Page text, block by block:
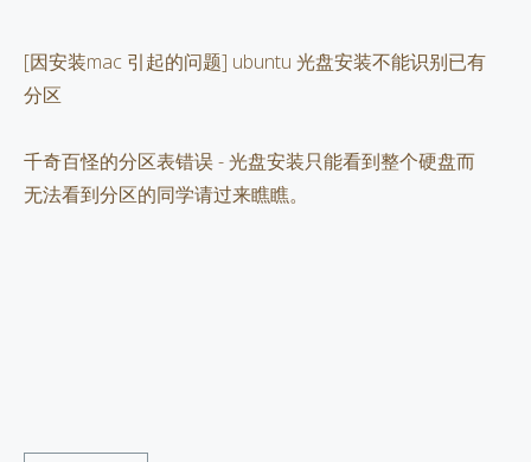
[因安装mac 引起的问题] ubuntu 光盘安装不能识别已有
分区
千奇百怪的分区表错误 - 光盘安装只能看到整个硬盘而
无法看到分区的同学请过来瞧瞧。